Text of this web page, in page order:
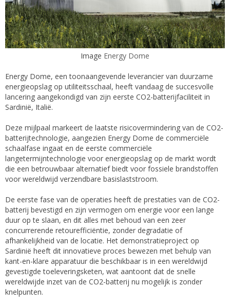
Image Energy Dome
Energy Dome, een toonaangevende leverancier van duurzame
energieopslag op utiliteitsschaal, heeft vandaag de succesvolle
lancering aangekondigd van zijn eerste CO2-batterijfaciliteit in
Sardinië, Italië.
Deze mijlpaal markeert de laatste risicovermindering van de CO2-
batterijtechnologie, aangezien Energy Dome de commerciële
schaalfase ingaat en de eerste commerciële
langetermijntechnologie voor energieopslag op de markt wordt
die een betrouwbaar alternatief biedt voor fossiele brandstoffen
voor wereldwijd verzendbare basislaststroom.
De eerste fase van de operaties heeft de prestaties van de CO2-
batterij bevestigd en zijn vermogen om energie voor een lange
duur op te slaan, en dit alles met behoud van een zeer
concurrerende retourefficiëntie, zonder degradatie of
afhankelijkheid van de locatie. Het demonstratieproject op
Sardinië heeft dit innovatieve proces bewezen met behulp van
kant-en-klare apparatuur die beschikbaar is in een wereldwijd
gevestigde toeleveringsketen, wat aantoont dat de snelle
wereldwijde inzet van de CO2-batterij nu mogelijk is zonder
knelpunten.